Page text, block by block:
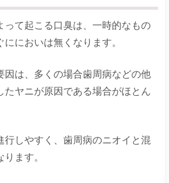
って起こる口臭は、一時的なもの
においは無くなります。
因は、多くの場合歯周病などの他
たヤニが原因である場合がほとん
行しやすく、歯周病のニオイと混
ます。